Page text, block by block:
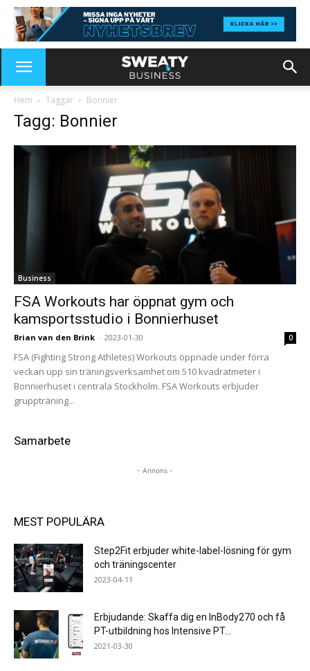
Hem Taggar Bonnier
Tagg: Bonnier
Business
FSA Workouts har öppnat gym och
kamsportsstudio i Bonnierhuset
Brian van den Brink - 2023-01-30 0
FSA (Fighting Strong Athletes) Workouts öppnade under förra
veckan upp sin träningsverksamhet om 510 kvadratmeter i
Bonnierhuset i centrala Stockholm. FSA Workouts erbjuder
gruppträning...
Samarbete
- Annons -
MEST POPULÄRA
Step2Fit erbjuder white-label-lösning för gym
och träningscenter
2023-04-11
Erbjudande: Skaffa dig en InBody270 och få
PT-utbildning hos Intensive PT...
2021-03-30